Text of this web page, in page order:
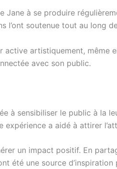
Jane à se produire
l’ont soutenue tout au long
active artistiquement, même
avec son public.
à sensibiliser le public à
expérience a aidé à attirer
un impact positif. En
été une source d’inspiration